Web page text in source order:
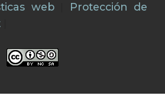
web|
Protección de